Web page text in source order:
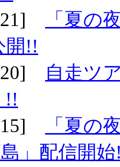
21]
「夏の
開!!
20]
自走ツ
!!
15]
「夏の
」配信開